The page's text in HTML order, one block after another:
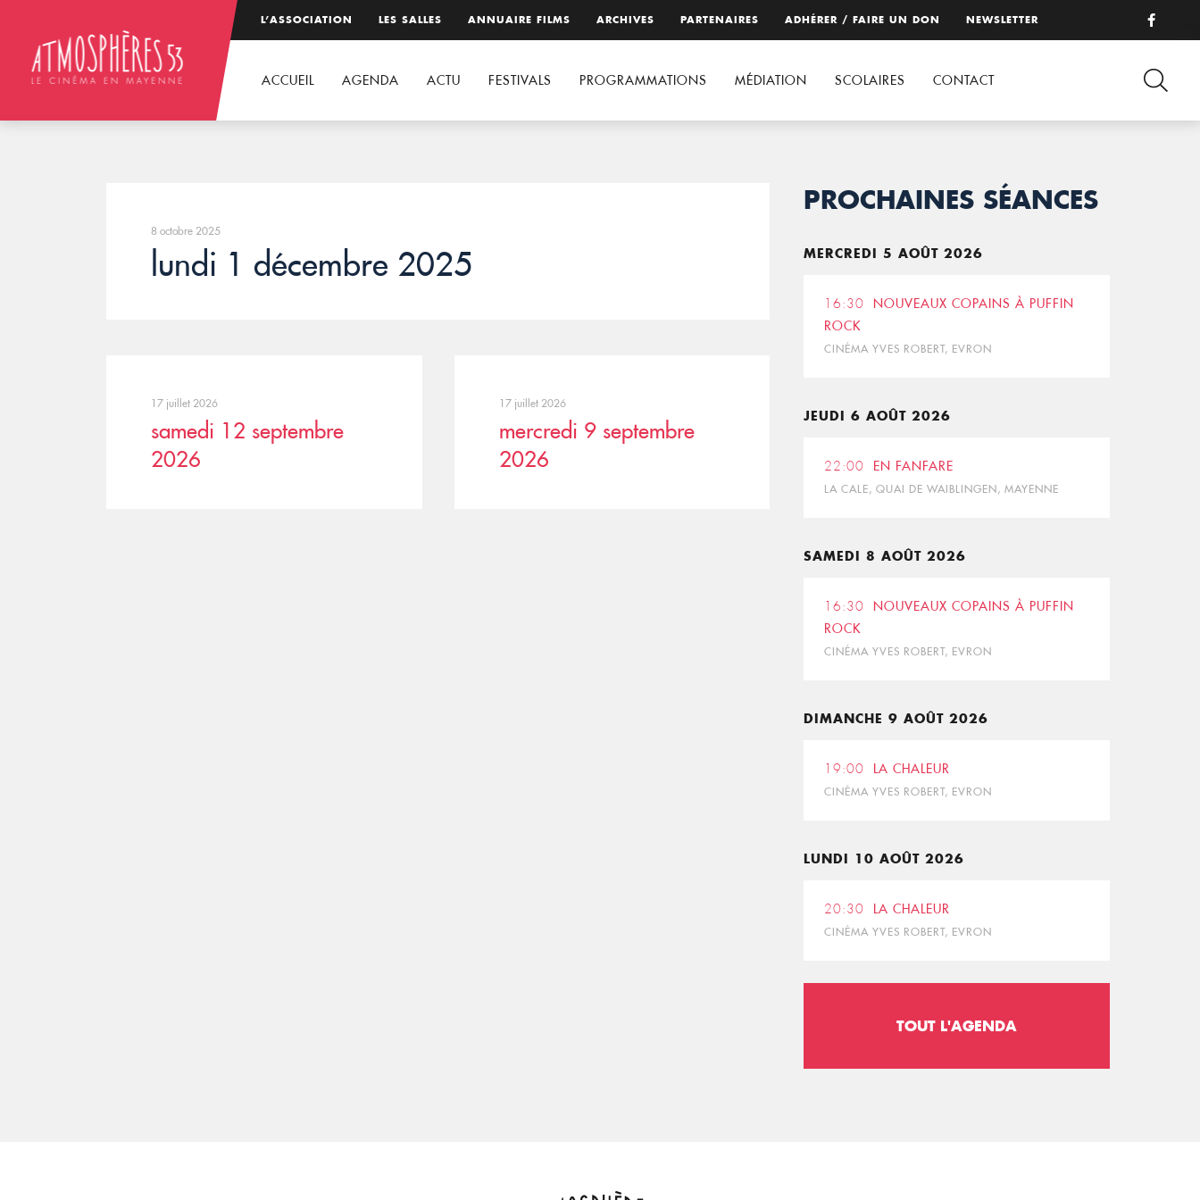
L’ASSOCIATION LES SALLES ANNUAIRE FILMS ARCHIVES PARTENAIRES ADHÉRER / FAIRE UN DON NEWSLETTER
ACCUEIL AGENDA ACTU FESTIVALS PROGRAMMATIONS MÉDIATION SCOLAIRES CONTACT
8 octobre 2025
lundi 1 décembre 2025
17 juillet 2026
samedi 12 septembre
2026
17 juillet 2026
mercredi 9 septembre
2026
PROCHAINES SÉANCES
MERCREDI 5 AOÛT 2026
16:30
NOUVEAUX COPAINS À PUFFIN
ROCK
CINÉMA YVES ROBERT, EVRON
JEUDI 6 AOÛT 2026
22:00 EN FANFARE
LA CALE, QUAI DE WAIBLINGEN, MAYENNE
SAMEDI 8 AOÛT 2026
16:30
NOUVEAUX COPAINS À PUFFIN
ROCK
CINÉMA YVES ROBERT, EVRON
DIMANCHE 9 AOÛT 2026
19:00 LA CHALEUR
CINÉMA YVES ROBERT, EVRON
LUNDI 10 AOÛT 2026
20:30 LA CHALEUR
CINÉMA YVES ROBERT, EVRON
TOUT L'AGENDA